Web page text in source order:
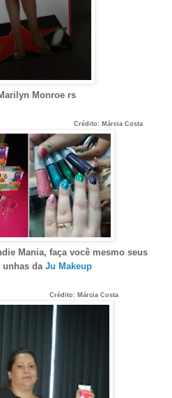
Monroe rs
Costa
Mania, faça você mesmo seus
unhas da Ju Makeup
Costa